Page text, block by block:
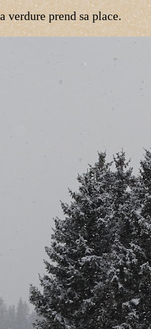
verdure prend sa place.